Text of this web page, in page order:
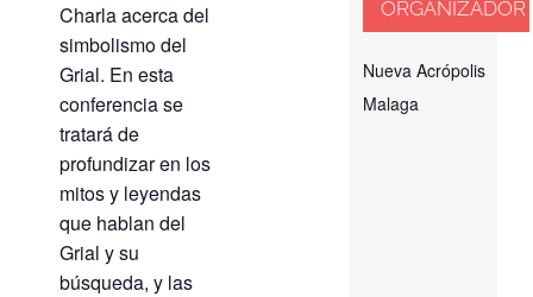
Charla acerca del
simbolismo del
Grial. En esta
conferencia se
tratará de
profundizar en los
mitos y leyendas
que hablan del
Grial y su
búsqueda, y las
ORGANIZADOR
Nueva Acrópolis
Malaga